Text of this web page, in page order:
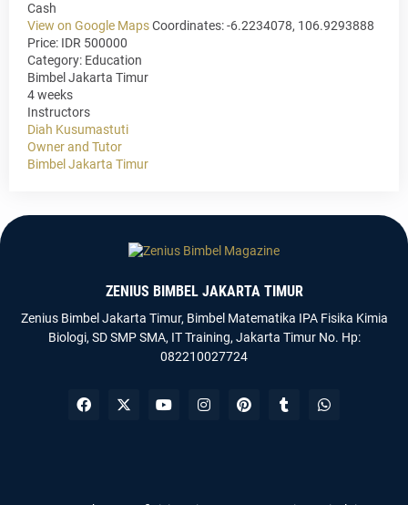
Cash
View on Google MapsCoordinates: -6.2234078, 106.9293888
Price: IDR 500000
Category: Education
Bimbel Jakarta Timur
4 weeks
Instructors
Diah Kusumastuti
Owner and Tutor
Bimbel Jakarta Timur
ZENIUS BIMBEL JAKARTA TIMUR
Zenius Bimbel Jakarta Timur, Bimbel Matematika IPA Fisika Kimia
Biologi, SD SMP SMA, IT Training, Jakarta Timur No. Hp:
082210027724